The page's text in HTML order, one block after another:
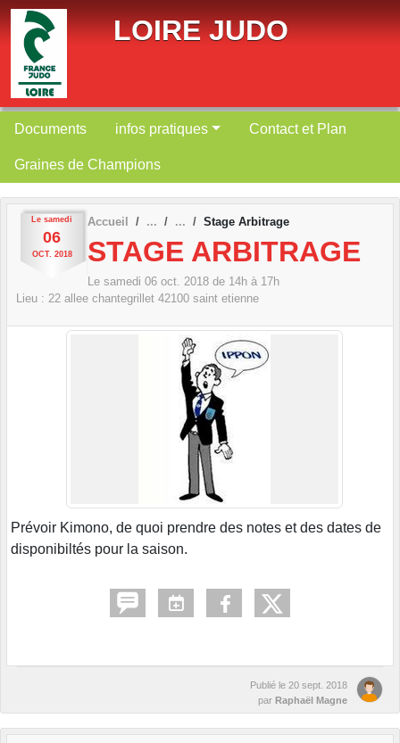
LOIRE JUDO
Documents infos pratiques Contact et Plan
Graines de Champions
Le samedi
06
OCT. 2018
Accueil Stage Arbitrage
STAGE ARBITRAGE
Le samedi 06 oct. 2018 de 14h à 17h
Lieu : 22 allee chantegrillet 42100 saint etienne
Prévoir Kimono, de quoi prendre des notes et des dates de
disponibiltés pour la saison.
Publié le 20 sept. 2018
par Raphaël Magne
Panneau de gestion des cookies